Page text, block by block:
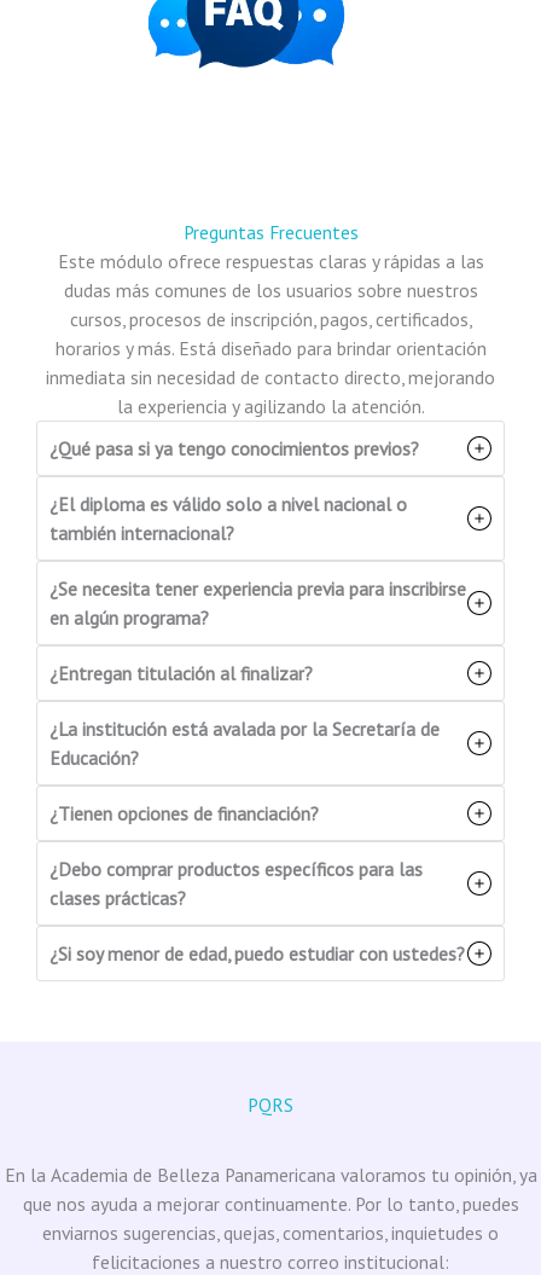
Preguntas Frecuentes
Este módulo ofrece respuestas claras y rápidas a las
dudas más comunes de los usuarios sobre nuestros
cursos, procesos de inscripción, pagos, certificados,
horarios y más. Está diseñado para brindar orientación
inmediata sin necesidad de contacto directo, mejorando
la experiencia y agilizando la atención.
¿Qué pasa si ya tengo conocimientos previos?
¿El diploma es válido solo a nivel nacional o
también internacional?
¿Se necesita tener experiencia previa para inscribirse
en algún programa?
¿Entregan titulación al finalizar?
¿La institución está avalada por la Secretaría de
Educación?
¿Tienen opciones de financiación?
¿Debo comprar productos específicos para las
clases prácticas?
¿Si soy menor de edad, puedo estudiar con ustedes?
PQRS
En la Academia de Belleza Panamericana valoramos tu opinión, ya
que nos ayuda a mejorar continuamente. Por lo tanto, puedes
enviarnos sugerencias, quejas, comentarios, inquietudes o
felicitaciones a nuestro correo institucional: